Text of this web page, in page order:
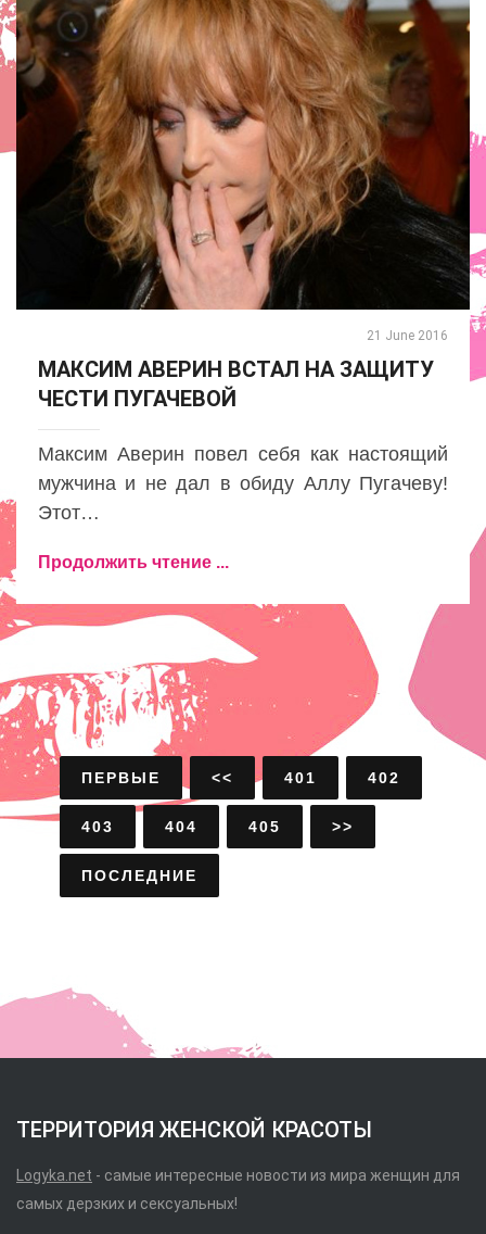
21 June 2016
МАКСИМ АВЕРИН ВСТАЛ НА ЗАЩИТУ
ЧЕСТИ ПУГАЧЕВОЙ
Максим Аверин повел себя как настоящий
мужчина и не дал в обиду Аллу Пугачеву!
Этот…
Продолжить чтение ...
ПЕРВЫЕ << 401 402
403 404 405 >>
ПОСЛЕДНИЕ
ТЕРРИТОРИЯ ЖЕНСКОЙ КРАСОТЫ
Logyka.net - самые интересные новости из мира женщин для
самых дерзких и сексуальных!